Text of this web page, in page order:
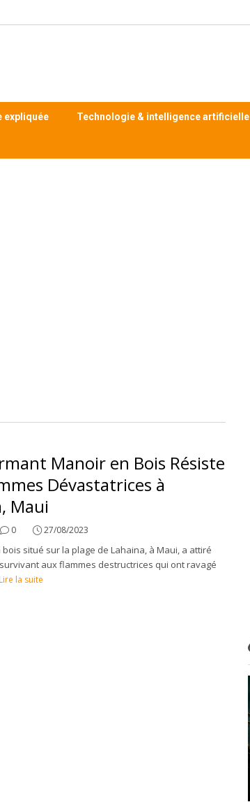
expliquée Technologie & intelligence artificielle
Manoir en Bois Résiste
Dévastatrices à
Maui
0 27/08/2023
situé sur la plage de Lahaina, à Maui, a attiré
aux flammes destructrices qui ont ravagé
la suite